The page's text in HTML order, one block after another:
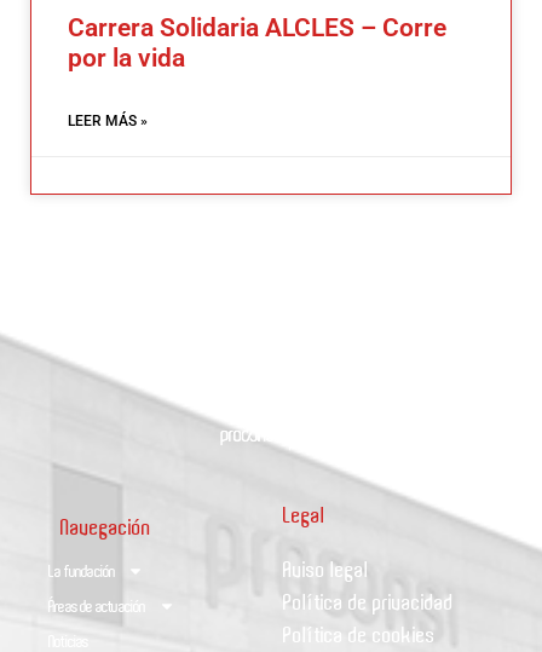
Carrera Solidaria ALCLES – Corre
por la vida
LEER MÁS »
Navegación
La fundación
Áreas de actuación
Noticias
Legal
Aviso legal
Política de privacidad
Política de cookies